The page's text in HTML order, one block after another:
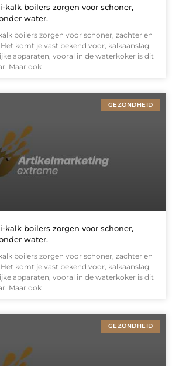
kalk boilers zorgen voor schoner,
water.
boilers zorgen voor schoner, zachter en
komt je vast bekend voor, kalkaanslag
apparaten, vooral in de waterkoker is dit
Maar ook
GEZONDHEID
kalk boilers zorgen voor schoner,
water.
boilers zorgen voor schoner, zachter en
komt je vast bekend voor, kalkaanslag
apparaten, vooral in de waterkoker is dit
Maar ook
GEZONDHEID